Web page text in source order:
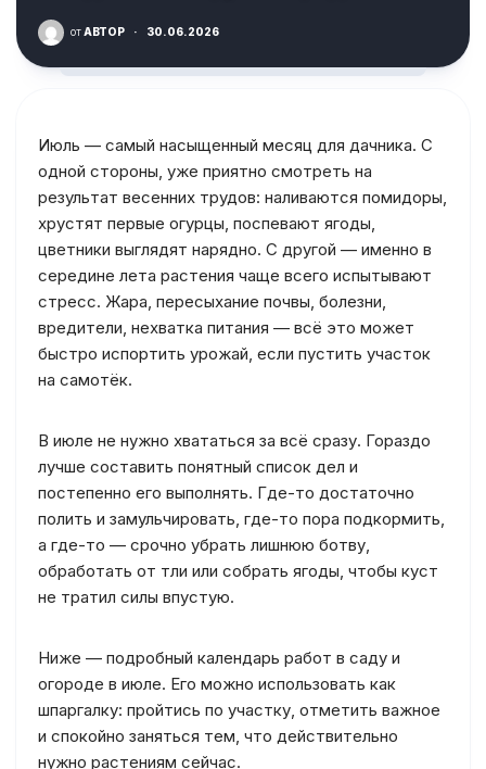
отАВТОР · 30.06.2026
Июль — самый насыщенный месяц для дачника. С
одной стороны, уже приятно смотреть на
результат весенних трудов: наливаются помидоры,
хрустят первые огурцы, поспевают ягоды,
цветники выглядят нарядно. С другой — именно в
середине лета растения чаще всего испытывают
стресс. Жара, пересыхание почвы, болезни,
вредители, нехватка питания — всё это может
быстро испортить урожай, если пустить участок
на самотёк.
В июле не нужно хвататься за всё сразу. Гораздо
лучше составить понятный список дел и
постепенно его выполнять. Где-то достаточно
полить и замульчировать, где-то пора подкормить,
а где-то — срочно убрать лишнюю ботву,
обработать от тли или собрать ягоды, чтобы куст
не тратил силы впустую.
Ниже — подробный календарь работ в саду и
огороде в июле. Его можно использовать как
шпаргалку: пройтись по участку, отметить важное
и спокойно заняться тем, что действительно
нужно растениям сейчас.